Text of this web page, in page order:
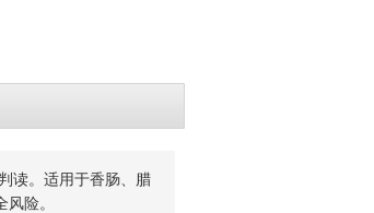
读。适用于香肠、腊
险。